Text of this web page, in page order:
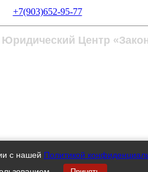
+7(903)652-95-77
Центр
с нашей Политикой